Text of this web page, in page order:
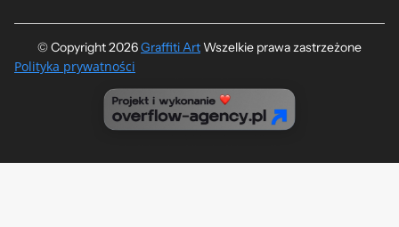
© Copyright 2026Graffiti Art​ Wszelkie prawa zastrzeżone
Polityka prywatności